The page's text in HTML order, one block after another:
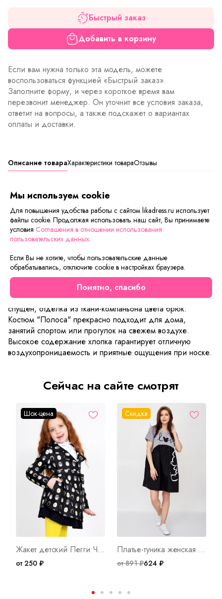
Быстрый заказ
Добавить в корзину
Если вам нужна только эта модель, можете
воспользоваться функцией «Быстрый заказ».
Заполните форму, и через короткое время вам
перезвонит менеджер. Он уточнит все условия заказа,
ответит на вопросы, а также подскажет о вариантах
оплаты и доставки.
Описание товараХарактеристики товараОтзывы
Представляем вашему вниманию новинку - костюм
"Полоса". Модель представляет собой комфортное и
стильное решение для женщин, предпочитающих
комфорт и удобство в повседневной одежде. Мягкий
трикотаж обеспечивает идеальную посадку, комфорт и
легкость ношения. Свитшот - тельняшка и однотонные
брюки создают гармоничный образ, подчеркивая
фигуру. Брюки прямого кроя, с боковыми карманами,
резинкой на талии и боковой вставкой ввиде лампаса из
этой же ткани, что зрительно вытягивает силуэт и выгодно
усложняет образ. Свитшот свободного кроя, рукав
спущен, отделка из ткани-компаньона цвета брюк.
Костюм "Полоса" прекрасно подходит для дома,
занятий спортом или прогулок на свежем воздухе.
Высокое содержание хлопка гарантирует отличную
воздухопроницаемость и приятные ощущения при носке.
Сейчас на сайте смотрят
Шок-цена
Жакет детский Пегги Ч Арт. 7422
от 250 ₽
Скидка
Платье-туника женская Микки Маус А Арт. 8375
от 891 ₽624 ₽
Мы используем cookie
Для повышения удобства работы с сайтом likadress.ru использует
файлы cookie. Продолжая использовать наш сайт, Вы принимаете
условия Соглашения в отношении использования
пользовательских данных.
Если Вы не хотите, чтобы пользовательские данные
обрабатывались, отключите cookie в настройках браузера.
Понятно, спасибо